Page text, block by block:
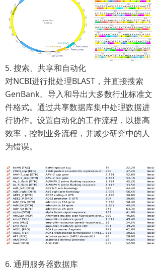
5. 搜索、共享和自动化
对NCBI进行批处理BLAST，并直接搜索
GenBank。导入和导出大多数行业标准文
件格式。通过共享数据库集中处理数据进
行协作。设置自动化的工作流程，以提高
效率，控制业务流程，并减少研究中的人
为错误。
6. 通用服务器数据库